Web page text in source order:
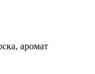
аромат